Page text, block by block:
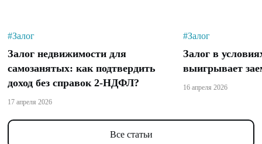
#Залог
Залог недвижимости для
самозанятых: как подтвердить
доход без справок 2-НДФЛ?
17 апреля 2026
#Залог
Залог в
выигрывает
16 апреля 2026
Все статьи